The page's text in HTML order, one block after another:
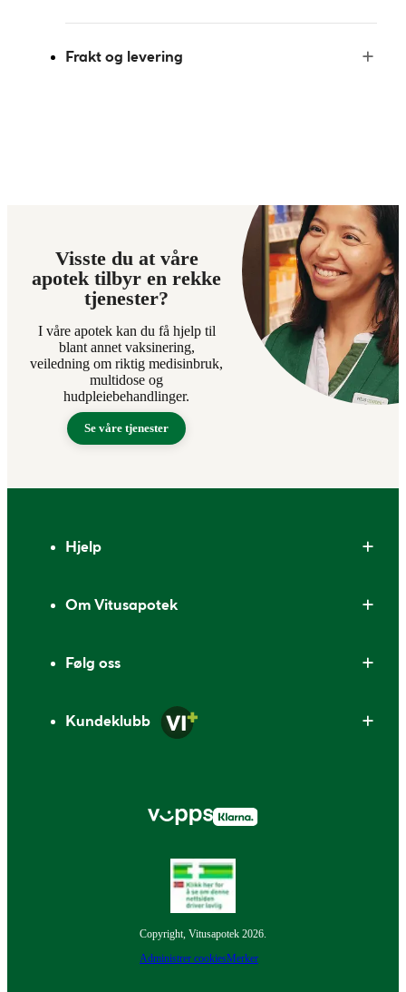
Frakt og levering
Visste du at våre
apotek tilbyr en rekke
tjenester?
I våre apotek kan du få hjelp til
blant annet vaksinering,
veiledning om riktig medisinbruk,
multidose og
hudpleiebehandlinger.
Se våre tjenester
Hjelp
Om Vitusapotek
Følg oss
Kundeklubb
Copyright, Vitusapotek 2026.
Administrer cookiesMerker